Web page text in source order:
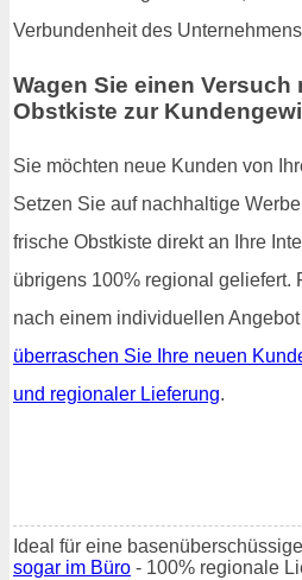
Verbundenheit des
Wagen Sie einen
Obstkiste zur
Sie möchten neue Kunden von
Setzen Sie auf nachhaltige
frische Obstkiste direkt an Ihre
übrigens 100% regional geliefert.
nach einem individuellen
überraschen Sie Ihre neuen
und regionaler Lieferung.
Ideal für eine
sogar im Büro - 100% regionale